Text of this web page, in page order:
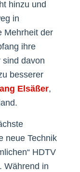
hinzu und
in
Mehrheit der
ihre
sind davon
besserer
Elsäßer,
neue Technik
HDTV
Während in